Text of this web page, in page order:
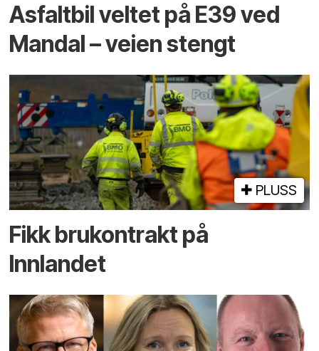
Asfaltbil veltet på E39 ved
Mandal – veien stengt
PLUSS
Fikk brukontrakt på
Innlandet